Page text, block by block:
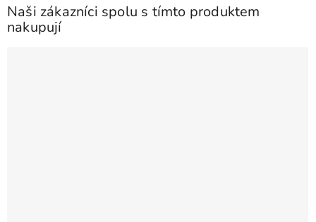
Naši zákazníci spolu s tímto produktem
nakupují